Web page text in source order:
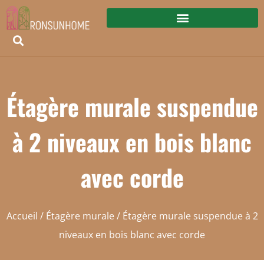
Étagère murale suspendue
à 2 niveaux en bois blanc
avec corde
Accueil / Étagère murale / Étagère murale suspendue à 2
niveaux en bois blanc avec corde